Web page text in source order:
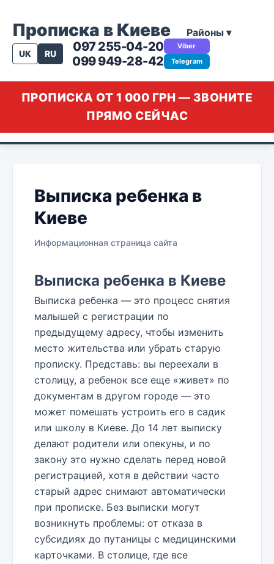
Прописка в Киеве Районы ▾
UK RU
097 255-04-20
099 949-28-42
Viber
Telegram
ПРОПИСКА ОТ 1 000 ГРН — ЗВОНИТЕ
ПРЯМО СЕЙЧАС
Выписка ребенка в
Киеве
Информационная страница сайта
Выписка ребенка в Киеве
Выписка ребенка — это процесс снятия
малышей с регистрации по
предыдущему адресу, чтобы изменить
место жительства или убрать старую
прописку. Представь: вы переехали в
столицу, а ребенок все еще «живет» по
документам в другом городе — это
может помешать устроить его в садик
или школу в Киеве. До 14 лет выписку
делают родители или опекуны, и по
закону это нужно сделать перед новой
регистрацией, хотя в действии часто
старый адрес снимают автоматически
при прописке. Без выписки могут
возникнуть проблемы: от отказа в
субсидиях до путаницы с медицинскими
карточками. В столице, где все